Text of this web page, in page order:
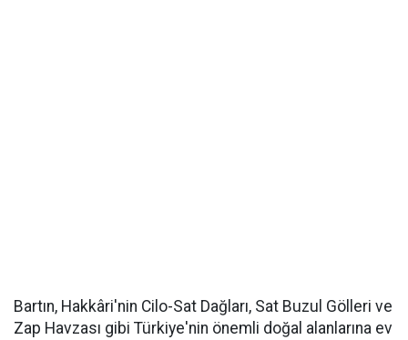
Bartın, Hakkâri'nin Cilo-Sat Dağları, Sat Buzul Gölleri ve
Zap Havzası gibi Türkiye'nin önemli doğal alanlarına ev